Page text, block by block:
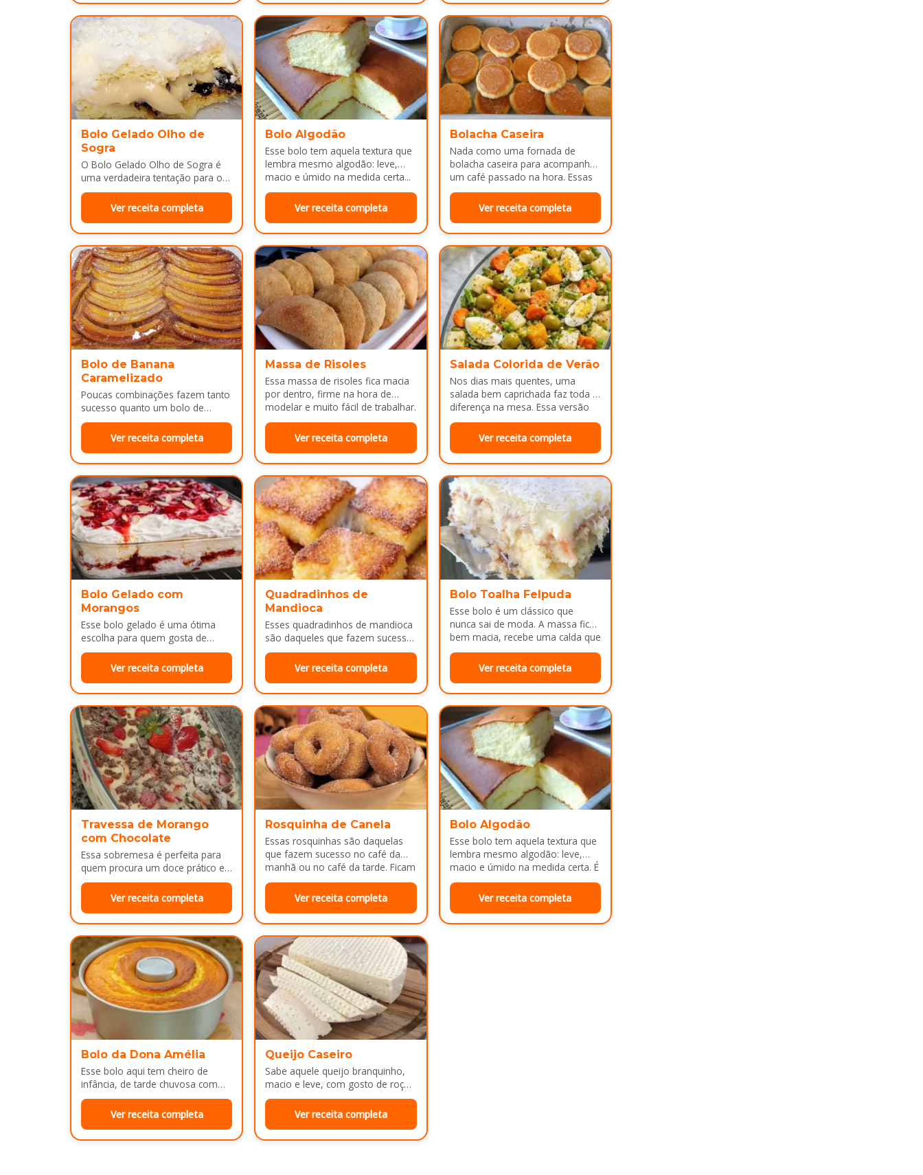
Bolo Gelado Olho de
Sogra
O Bolo Gelado Olho de Sogra é
uma verdadeira tentação para os
amantes de sobremesas
refrescantes e cheias de sabor...
Ver receita completa
Bolo Algodão
Esse bolo tem aquela textura que
lembra mesmo algodão: leve,
macio e úmido na medida certa...
Ver receita completa
Bolacha Caseira
Nada como uma fornada de
bolacha caseira para acompanhar
um café passado na hora. Essas
bolachinhas ficam levemente
douradas por…
Ver receita completa
Bolo de Banana
Caramelizado
Poucas combinações fazem tanto
sucesso quanto um bolo de
banana com uma calda
douradinha por cima. Enquanto
assa, aquele cheirinho…
Ver receita completa
Massa de Risoles
Essa massa de risoles fica macia
por dentro, firme na hora de
modelar e muito fácil de trabalhar.
É uma…
Ver receita completa
Salada Colorida de Verão
Nos dias mais quentes, uma
salada bem caprichada faz toda a
diferença na mesa. Essa versão
colorida reúne legumes cozidos…
Ver receita completa
Bolo Gelado com
Morangos
Esse bolo gelado é uma ótima
escolha para quem gosta de
sobremesas bem cremosas e
refrescantes. As camadas de
massa…
Ver receita completa
Quadradinhos de
Mandioca
Esses quadradinhos de mandioca
são daqueles que fazem sucesso
no café da tarde ou como
sobremesa depois do almoço.
Por…
Ver receita completa
Bolo Toalha Felpuda
Esse bolo é um clássico que
nunca sai de moda. A massa fica
bem macia, recebe uma calda que
deixa…
Ver receita completa
Travessa de Morango
com Chocolate
Essa sobremesa é perfeita para
quem procura um doce prático e
bonito para servir em almoços de
família, aniversários ou…
Ver receita completa
Rosquinha de Canela
Essas rosquinhas são daquelas
que fazem sucesso no café da
manhã ou no café da tarde. Ficam
bem douradinhas por…
Ver receita completa
Bolo Algodão
Esse bolo tem aquela textura que
lembra mesmo algodão: leve,
macio e úmido na medida certa. É
ótimo pra servir…
Ver receita completa
Bolo da Dona Amélia
Esse bolo aqui tem cheiro de
infância, de tarde chuvosa com
café passado na hora e risada
solta na cozinha!…
Ver receita completa
Queijo Caseiro
Sabe aquele queijo branquinho,
macio e leve, com gosto de roça
e cara de mesa de café da manhã
Ver receita completa